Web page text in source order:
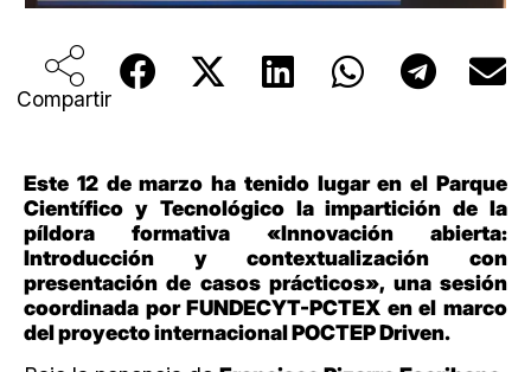
Compartir
Este 12 de marzo ha tenido lugar en el Parque
Científico y Tecnológico la impartición de la
píldora formativa «Innovación abierta:
Introducción y contextualización con
presentación de casos prácticos», una sesión
coordinada por FUNDECYT-PCTEX en el marco
del proyecto internacional POCTEP Driven.